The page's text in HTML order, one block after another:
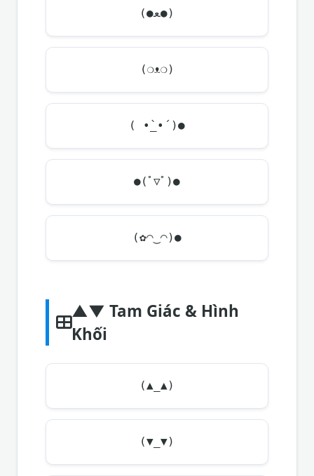
(●ﻌ●)
(❍ᴥ❍)
( •̀_•́ )●
●(ﾟ▽ﾟ)●
(✿◠‿◠)●
▲▼ Tam Giác & Hình
Khối
(▲_▲)
(▼_▼)